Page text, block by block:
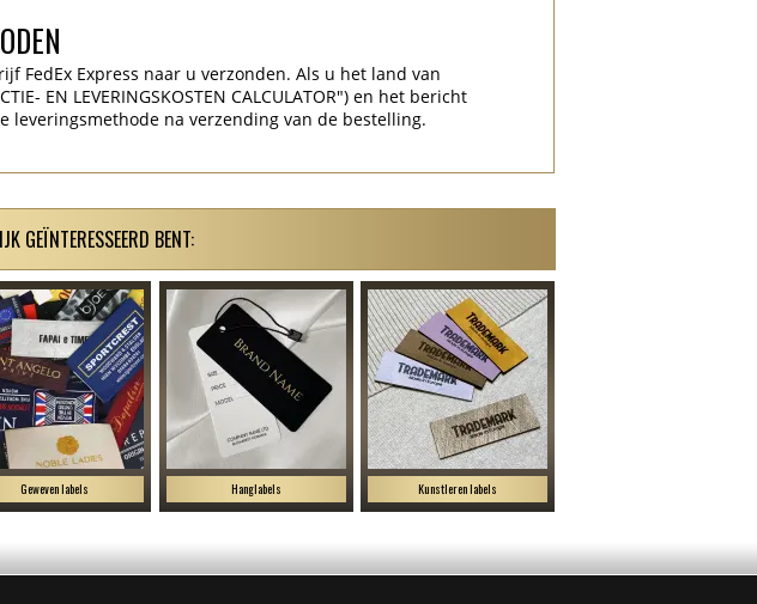
FedEx Express naar u verzonden. Als u het land van
EN LEVERINGSKOSTEN CALCULATOR") en het bericht
leveringsmethode na verzending van de bestelling.
GEÏNTERESSEERD BENT:
Geweven labels Hanglabels Kunstleren labels